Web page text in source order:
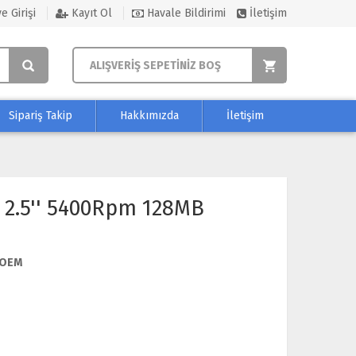
Girişi Kayıt Ol Havale Bildirimi İletişim
ALIŞVERİŞ SEPETİNİZ BOŞ
Sipariş Takip Hakkımızda İletişim
5400Rpm 128MB
OEM